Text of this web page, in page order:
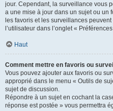
jour. Cependant, la surveillance vous
a une mise à jour dans un sujet ou un
les favoris et les surveillances
l’utilisateur dans l’onglet «
Haut
Comment mettre en favoris ou
Vous pouvez ajouter aux favoris ou
approprié dans le menu « Outils de
sujet de discussion.
Répondre à un sujet en cochant la
réponse est postée » vous permettra